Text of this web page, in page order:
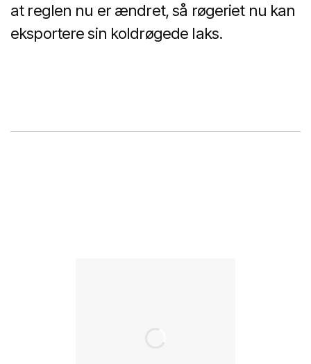
at reglen nu er ændret, så røgeriet nu kan
eksportere sin koldrøgede laks.